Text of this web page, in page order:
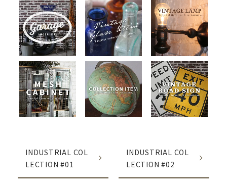
INDUSTRIAL COL
LECTION #01
INDUSTRIAL COL
LECTION #02